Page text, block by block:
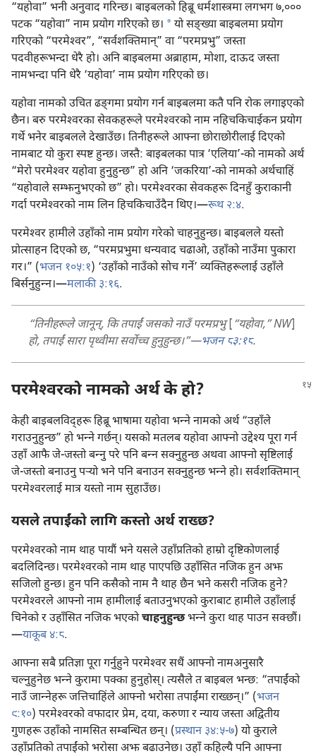
“यहोवा” भनी अनुवाद गरिन्छ। बाइबलको हिब्रू धर्मशास्त्रमा लगभग ७,०००
पटक “यहोवा” नाम प्रयोग गरिएको छ। aयो सङ्‌ख्या बाइबलमा प्रयोग
गरिएको “परमेश्‍वर”, “सर्वशक्‍तिमान्‌” वा “परमप्रभु” जस्ता
पदवीहरूभन्दा धेरै हो। अनि बाइबलमा अब्राहाम, मोशा, दाऊद जस्ता
नामभन्दा पनि धेरै ‘यहोवा’ नाम प्रयोग गरिएको छ।
यहोवा नामको उचित ढङ्‌गमा प्रयोग गर्न बाइबलमा कतै पनि रोक लगाइएको
छैन। बरु परमेश्‍वरका सेवकहरूले परमेश्‍वरको नाम नहिचकिचाईकन प्रयोग
गर्थे भनेर बाइबलले देखाउँछ। तिनीहरूले आफ्ना छोराछोरीलाई दिएको
नामबाट यो कुरा स्पष्ट हुन्छ। जस्तै: बाइबलका पात्र ‘एलिया’-को नामको अर्थ
“मेरो परमेश्‍वर यहोवा हुनुहुन्छ” हो अनि ‘जकरिया’-को नामको अर्थचाहिं
“यहोवाले सम्झनुभएको छ” हो। परमेश्‍वरका सेवकहरू दिनहुँ कुराकानी
गर्दा परमेश्‍वरको नाम लिन हिचकिचाउँदैन थिए।—रूथ २:४.
परमेश्‍वर हामीले उहाँको नाम प्रयोग गरेको चाहनुहुन्छ। बाइबलले यस्तो
प्रोत्साहन दिएको छ, “परमप्रभुमा धन्यवाद चढाओ, उहाँको नाउँमा पुकारा
गर।” (भजन १०५:१) ‘उहाँको नाउँको सोच गर्ने’ व्यक्‍तिहरूलाई उहाँले
बिर्सनुहुन्‍न।—मलाकी ३:१६.
“तिनीहरूले जानून्‌, कि तपाईं जसको नाउँ परमप्रभु[“यहोवा,” NW]
हो, तपाईं सारा पृथ्वीमा सर्वोच्च हुनुहुन्छ।”—भजन ८३:१८.
परमेश्‍वरको नामको अर्थ के हो?
केही बाइबलविद्‌हरू हिब्रू भाषामा यहोवा भन्‍ने नामको अर्थ “उहाँले
गराउनुहुन्छ” हो भन्‍ने गर्छन्‌। यसको मतलब यहोवा आफ्नो उद्देश्‍य पूरा गर्न
उहाँ आफै जे-जस्तो बन्‍नु परे पनि बन्‍न सक्नुहुन्छ अथवा आफ्नो सृष्टिलाई
जे-जस्तो बनाउनु पऱ्‍यो भने पनि बनाउन सक्नुहुन्छ भन्‍ने हो। सर्वशक्‍तिमान्‌
परमेश्‍वरलाई मात्र यस्तो नाम सुहाउँछ।
यसले तपाईंको लागि कस्तो अर्थ राख्छ?
परमेश्‍वरको नाम थाह पायौं भने यसले उहाँप्रतिको हाम्रो दृष्टिकोणलाई
बदलिदिन्छ। परमेश्‍वरको नाम थाह पाएपछि उहाँसित नजिक हुन अझ
सजिलो हुन्छ। हुन पनि कसैको नाम नै थाह छैन भने कसरी नजिक हुने?
परमेश्‍वरले आफ्नो नाम हामीलाई बताउनुभएको कुराबाट हामीले उहाँलाई
चिनेको र उहाँसित नजिक भएकोचाहनुहुन्छभन्‍ने कुरा थाह पाउन सक्छौं।
—याकूब ४:८.
आफ्ना सबै प्रतिज्ञा पूरा गर्नुहुने परमेश्‍वर सधैं आफ्नो नामअनुसारै
चल्नुहुनेछ भन्‍ने कुरामा पक्का हुनुहोस्‌। त्यसैले त बाइबल भन्छ: “तपाईंको
नाउँ जान्‍नेहरू जत्तिचाहिंले आफ्नो भरोसा तपाईंमा राख्छन्‌।” (भजन
९:१०) परमेश्‍वरको वफादार प्रेम, दया, करुणा र न्याय जस्ता अद्वितीय
गुणहरू उहाँको नामसित सम्बन्धित छन्‌। (प्रस्थान ३४:५-७) यो कुराले
उहाँप्रतिको तपाईंको भरोसा अझ बढाउनेछ। उहाँ कहिल्यै पनि आफ्ना